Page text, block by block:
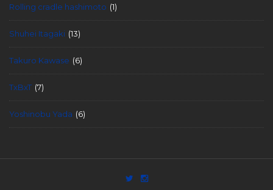
Rolling cradle hashimoto (1)
Shuhei Itagaki (13)
Takuro Kawase (6)
TxBxT (7)
Yoshinobu Yada (6)